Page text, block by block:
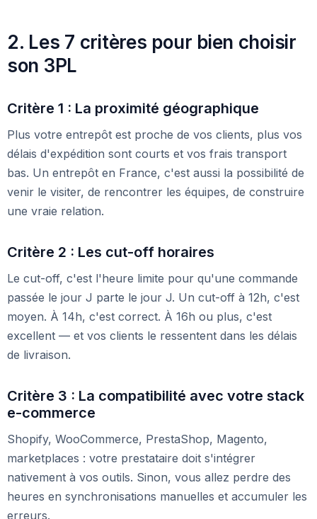
2. Les 7 critères pour bien choisir
son 3PL
Critère 1 : La proximité géographique
Plus votre entrepôt est proche de vos clients, plus vos
délais d'expédition sont courts et vos frais transport
bas. Un entrepôt en France, c'est aussi la possibilité de
venir le visiter, de rencontrer les équipes, de construire
une vraie relation.
Critère 2 : Les cut-off horaires
Le cut-off, c'est l'heure limite pour qu'une commande
passée le jour J parte le jour J. Un cut-off à 12h, c'est
moyen. À 14h, c'est correct. À 16h ou plus, c'est
excellent — et vos clients le ressentent dans les délais
de livraison.
Critère 3 : La compatibilité avec votre stack
e-commerce
Shopify, WooCommerce, PrestaShop, Magento,
marketplaces : votre prestataire doit s'intégrer
nativement à vos outils. Sinon, vous allez perdre des
heures en synchronisations manuelles et accumuler les
erreurs.